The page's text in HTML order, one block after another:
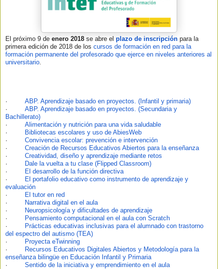
El próximo 9 de enero 2018 se abre el plazo de inscripción para la
primera edición de 2018 de los cursos de formación en red para la
formación permanente del profesorado que ejerce en niveles anteriores al
universitario
· ABP. Aprendizaje basado en proyectos. (Infantil y primaria)
· ABP. Aprendizaje basado en proyectos. (Secundaria y
Bachillerato)
· Alimentación y nutrición para una vida saludable
·
Bibliotecas escolares y uso de AbiesWeb
· Convivencia escolar: prevención e intervención
· Creación de Recursos Educativos Abiertos para la enseñanza
· Creatividad, diseño y aprendizaje mediante retos
·
Dale la vuelta a tu clase (Flipped Classroom)
·
El desarrollo de la función directiva
·
El portafolio educativo como instrumento de aprendizaje y
evaluación
·
El tutor en red
·
Narrativa digital en el aula
·
Neuropsicología y dificultades de aprendizaje
·
Pensamiento computacional en el aula con Scratch
·
Prácticas educativas inclusivas para el alumnado con trastorno
del espectro del autismo (TEA)
·
Proyecta eTwinning
·
Recursos Educativos Digitales Abiertos y Metodología para la
enseñanza bilingüe en Educación Infantil y Primaria
· Sentido de la iniciativa y emprendimiento en el aula